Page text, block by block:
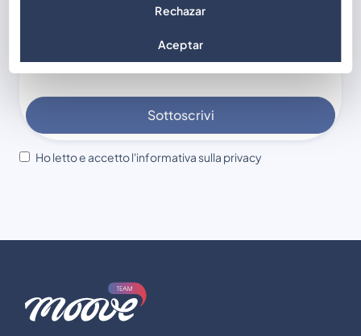
suggerimenti sulle dinamiche interattive.
Sottoscrivi
Ho letto e accetto l'informativa sulla privacy
Rechazar
Aceptar